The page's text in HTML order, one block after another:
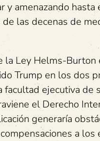
y amenazando
las decenas de
la Ley Helms-
Trump en los dos
facultad ejecutiva de
el Derecho
generaría
a